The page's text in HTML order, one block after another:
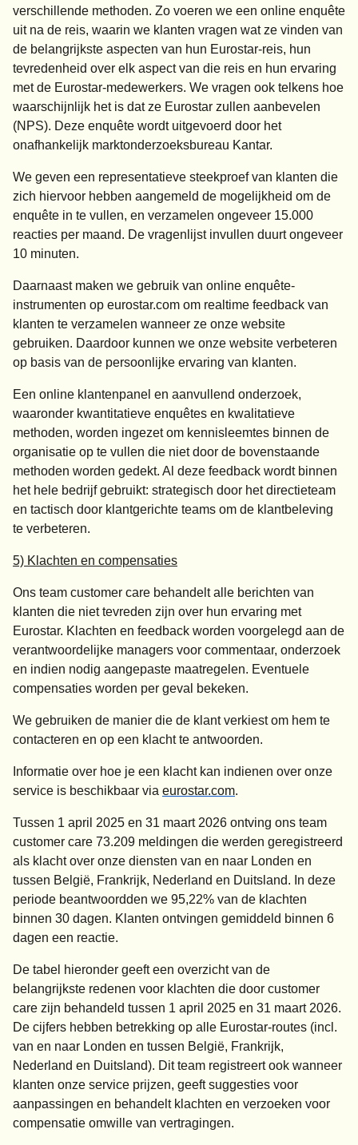
verschillende methoden. Zo voeren we een online enquête
uit na de reis, waarin we klanten vragen wat ze vinden van
de belangrijkste aspecten van hun Eurostar-reis, hun
tevredenheid over elk aspect van die reis en hun ervaring
met de Eurostar-medewerkers. We vragen ook telkens hoe
waarschijnlijk het is dat ze Eurostar zullen aanbevelen
(NPS). Deze enquête wordt uitgevoerd door het
onafhankelijk marktonderzoeksbureau Kantar.
We geven een representatieve steekproef van klanten die
zich hiervoor hebben aangemeld de mogelijkheid om de
enquête in te vullen, en verzamelen ongeveer 15.000
reacties per maand. De vragenlijst invullen duurt ongeveer
10 minuten.
Daarnaast maken we gebruik van online enquête-
instrumenten op eurostar.com om realtime feedback van
klanten te verzamelen wanneer ze onze website
gebruiken. Daardoor kunnen we onze website verbeteren
op basis van de persoonlijke ervaring van klanten.
Een online klantenpanel en aanvullend onderzoek,
waaronder kwantitatieve enquêtes en kwalitatieve
methoden, worden ingezet om kennisleemtes binnen de
organisatie op te vullen die niet door de bovenstaande
methoden worden gedekt. Al deze feedback wordt binnen
het hele bedrijf gebruikt: strategisch door het directieteam
en tactisch door klantgerichte teams om de klantbeleving
te verbeteren.
5) Klachten en compensaties
Ons team customer care behandelt alle berichten van
klanten die niet tevreden zijn over hun ervaring met
Eurostar. Klachten en feedback worden voorgelegd aan de
verantwoordelijke managers voor commentaar, onderzoek
en indien nodig aangepaste maatregelen. Eventuele
compensaties worden per geval bekeken.
We gebruiken de manier die de klant verkiest om hem te
contacteren en op een klacht te antwoorden.
Informatie over hoe je een klacht kan indienen over onze
service is beschikbaar via eurostar.com.
Tussen 1 april 2025 en 31 maart 2026 ontving ons team
customer care 73.209 meldingen die werden geregistreerd
als klacht over onze diensten van en naar Londen en
tussen België, Frankrijk, Nederland en Duitsland. In deze
periode beantwoordden we 95,22% van de klachten
binnen 30 dagen. Klanten ontvingen gemiddeld binnen 6
dagen een reactie.
De tabel hieronder geeft een overzicht van de
belangrijkste redenen voor klachten die door customer
care zijn behandeld tussen 1 april 2025 en 31 maart 2026.
De cijfers hebben betrekking op alle Eurostar-routes (incl.
van en naar Londen en tussen België, Frankrijk,
Nederland en Duitsland). Dit team registreert ook wanneer
klanten onze service prijzen, geeft suggesties voor
aanpassingen en behandelt klachten en verzoeken voor
compensatie omwille van vertragingen.